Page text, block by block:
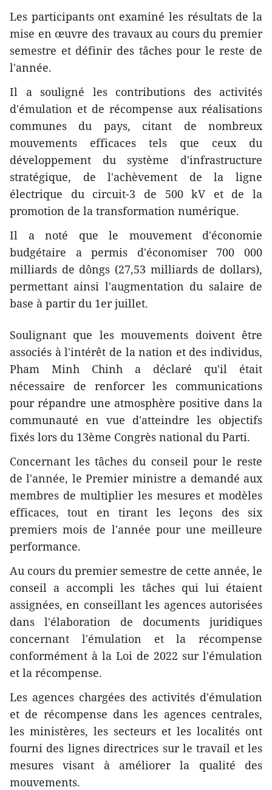
Les participants ont examiné les résultats de la
mise en œuvre des travaux au cours du premier
semestre et définir des tâches pour le reste de
l'année.
Il a souligné les contributions des activités
d'émulation et de récompense aux réalisations
communes du pays, citant de nombreux
mouvements efficaces tels que ceux du
développement du système d'infrastructure
stratégique, de l'achèvement de la ligne
électrique du circuit-3 de 500 kV et de la
promotion de la transformation numérique.
Il a noté que le mouvement d'économie
budgétaire a permis d'économiser 700 000
milliards de dôngs (27,53 milliards de dollars),
permettant ainsi l'augmentation du salaire de
base à partir du 1er juillet.
Soulignant que les mouvements doivent être
associés à l'intérêt de la nation et des individus,
Pham Minh Chinh a déclaré qu'il était
nécessaire de renforcer les communications
pour répandre une atmosphère positive dans la
communauté en vue d'atteindre les objectifs
fixés lors du 13ème Congrès national du Parti.
Concernant les tâches du conseil pour le reste
de l'année, le Premier ministre a demandé aux
membres de multiplier les mesures et modèles
efficaces, tout en tirant les leçons des six
premiers mois de l'année pour une meilleure
performance.
Au cours du premier semestre de cette année, le
conseil a accompli les tâches qui lui étaient
assignées, en conseillant les agences autorisées
dans l'élaboration de documents juridiques
concernant l'émulation et la récompense
conformément à la Loi de 2022 sur l'émulation
et la récompense.
Les agences chargées des activités d'émulation
et de récompense dans les agences centrales,
les ministères, les secteurs et les localités ont
fourni des lignes directrices sur le travail et les
mesures visant à améliorer la qualité des
mouvements.